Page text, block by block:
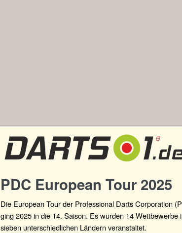
PDC European Tour 2025
Die European Tour der Professional Darts Corporation
ging 2025 in die 14. Saison. Es wurden 14 Wettbewerbe
sieben unterschiedlichen Ländern veranstaltet.